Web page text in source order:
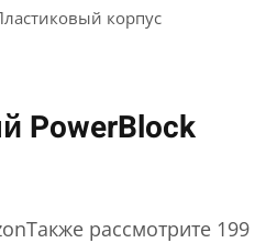
корпус
PowerBlock
рассмотрите 199